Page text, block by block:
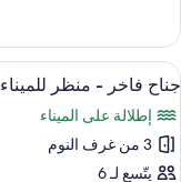
غرفة
مزدوجة
كلاسيكية
استعراض
جميع
صور
جناح
فاخر
6
جناح فاخر - منظر للميناء
إطلالة على الميناء
3 من غرف النوم
يتّسع لـ 6